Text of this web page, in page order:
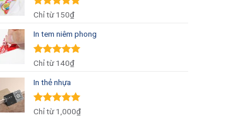
Được xếp
sao
Chỉ từ150₫
In tem niêm phong
Được xếp
sao
Chỉ từ140₫
In thẻ nhựa
Được xếp
Chỉ từ1,000₫